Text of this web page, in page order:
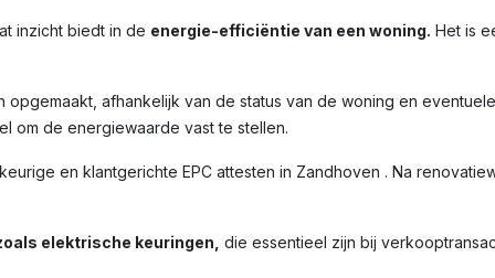
inzicht biedt in de energie-efficiëntie van een woning. Het is
opgemaakt, afhankelijk van de status van de woning en
om de energiewaarde vast te stellen.
en klantgerichte EPC attesten in Zandhoven . Na
elektrische keuringen, die essentieel zijn bij